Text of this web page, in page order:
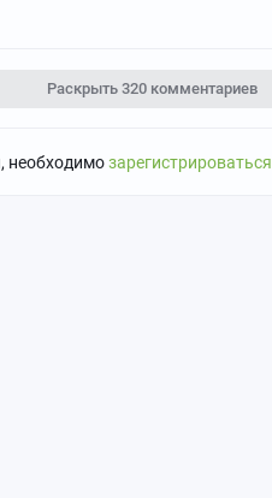
Раскрыть 320 комментариев
необходимозарегистрироваться